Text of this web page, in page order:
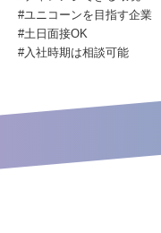
#ユニコーンを目指す企業
#土日面接OK
#入社時期は相談可能